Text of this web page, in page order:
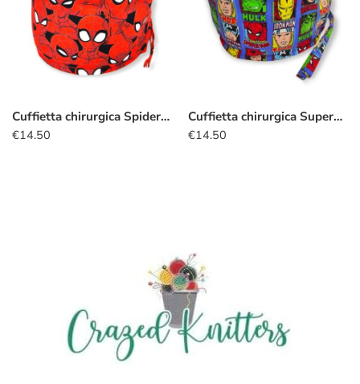
Cuffietta chirurgica Spiderman rosso
€14.50
Cuffietta chirurgica Supereroi badge blu
€14.50